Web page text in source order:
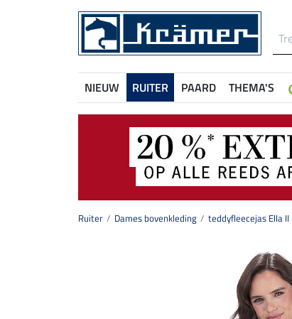
NIEUW RUITER PAARD THEMA'S
Ruiter Dames bovenkleding teddyfleecejas Ella II